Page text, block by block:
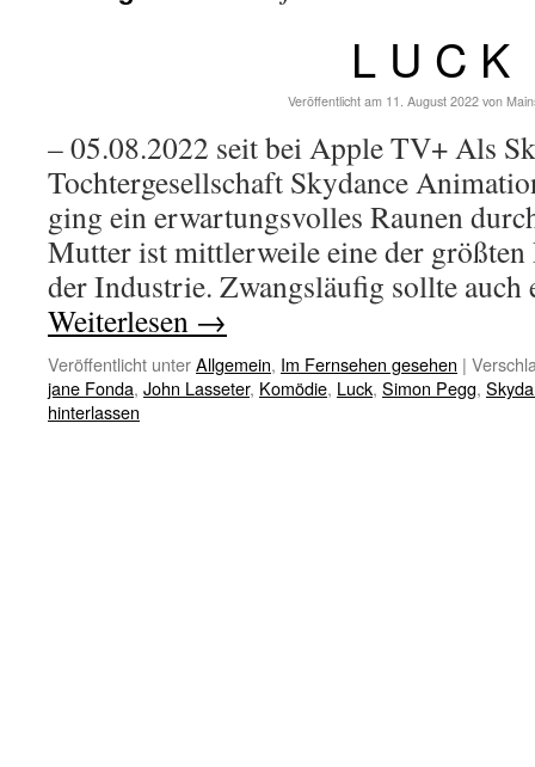
L U C K
Veröffentlicht am 11. August 2022 von
– 05.08.2022 seit bei Apple TV+ Als
Tochtergesellschaft Skydance
ging ein erwartungsvolles Raunen
Mutter ist mittlerweile eine der
der Industrie. Zwangsläufig sollte
Weiterlesen →
Veröffentlicht unterAllgemein, Im Fernsehen gesehen |
jane Fonda, John Lasseter, Komödie, Luck, Simon Pegg,
hinterlassen